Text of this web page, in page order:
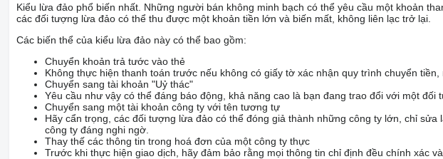
Kiểu lừa đảo phổ biến nhất. Những người bán không minh bạch có thể yêu cầu một khoản
các đối tượng lừa đảo có thể thu được một khoản tiền lớn và biến mất, không liên lạc trở lại.
Các biến thể của kiểu lừa đảo này có thể bao gồm:
Chuyển khoản trả tước vào thẻ
Không thực hiện thanh toán trước nếu không có giấy tờ xác nhận quy trình chuyển
Chuyển sang tài khoản "Uỷ thác"
Yêu cầu như vậy có thể đáng báo động, khả năng cao là bạn đang trao đổi với một đối
Chuyển sang một tài khoản công ty với tên tương tự
Hãy cẩn trọng, các đối tượng lừa đảo có thể đóng giả thành những công ty lớn, chỉ
công ty đáng nghi ngờ.
Thay thế các thông tin trong hoá đơn của một công ty thực
Trước khi thực hiện giao dịch, hãy đảm bảo rằng mọi thông tin chỉ định đều chính xác